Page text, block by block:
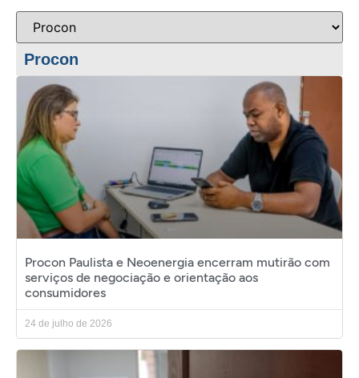
Procon
Procon Paulista e Neoenergia encerram mutirão com
serviços de negociação e orientação aos
consumidores
24 de julho de 2026